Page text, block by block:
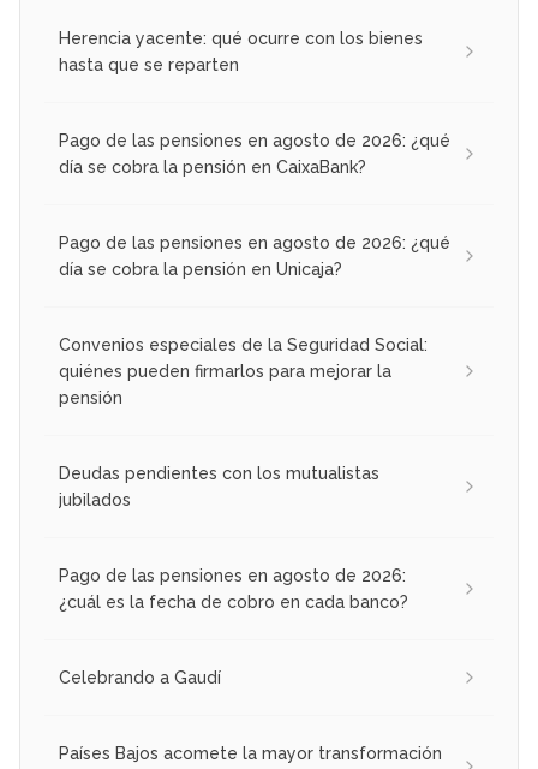
Herencia yacente: qué ocurre con los bienes
hasta que se reparten
Pago de las pensiones en agosto de 2026: ¿qué
día se cobra la pensión en CaixaBank?
Pago de las pensiones en agosto de 2026: ¿qué
día se cobra la pensión en Unicaja?
Convenios especiales de la Seguridad Social:
quiénes pueden firmarlos para mejorar la
pensión
Deudas pendientes con los mutualistas
jubilados
Pago de las pensiones en agosto de 2026:
¿cuál es la fecha de cobro en cada banco?
Celebrando a Gaudí
Países Bajos acomete la mayor transformación